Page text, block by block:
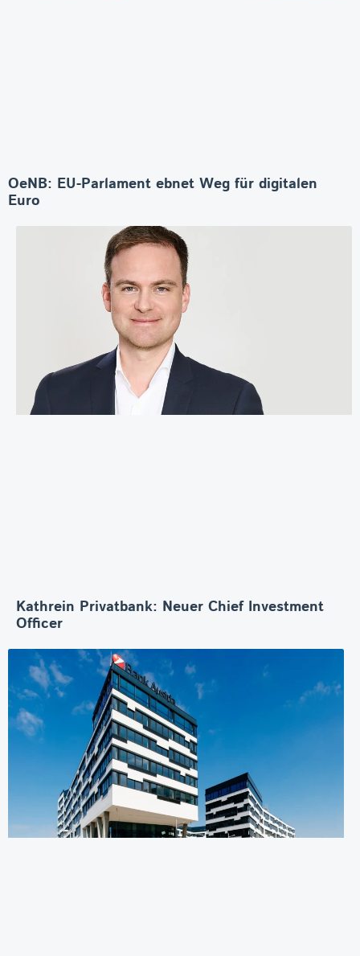
OeNB: EU-Parlament ebnet Weg für digitalen
Euro
Kathrein Privatbank: Neuer Chief Investment
Officer